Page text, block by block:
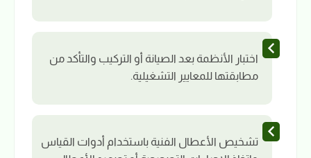
اختبار الأنظمة بعد الصيانة أو التركيب والتأكد من
مطابقتها للمعايير التشغيلية.
تشخيص الأعطال الفنية باستخدام أدوات القياس